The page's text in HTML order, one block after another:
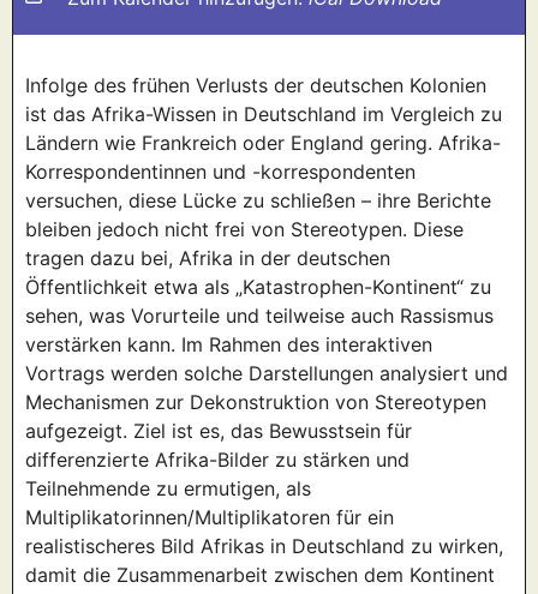
Infolge des frühen Verlusts der deutschen Kolonien
ist das Afrika-Wissen in Deutschland im Vergleich zu
Ländern wie Frankreich oder England gering. Afrika-
Korrespondentinnen und -korrespondenten
versuchen, diese Lücke zu schließen – ihre Berichte
bleiben jedoch nicht frei von Stereotypen. Diese
tragen dazu bei, Afrika in der deutschen
Öffentlichkeit etwa als „Katastrophen-Kontinent“ zu
sehen, was Vorurteile und teilweise auch Rassismus
verstärken kann. Im Rahmen des interaktiven
Vortrags werden solche Darstellungen analysiert und
Mechanismen zur Dekonstruktion von Stereotypen
aufgezeigt. Ziel ist es, das Bewusstsein für
differenzierte Afrika-Bilder zu stärken und
Teilnehmende zu ermutigen, als
Multiplikatorinnen/Multiplikatoren für ein
realistischeres Bild Afrikas in Deutschland zu wirken,
damit die Zusammenarbeit zwischen dem Kontinent